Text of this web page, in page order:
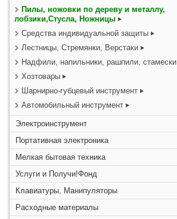
Пилы, ножовки по дереву и металлу,
лобзики,Стусла, Ножницы
Средства индивидуальной защиты
Лестницы, Стремянки, Верстаки
Надфили, напильники, рашпили, стамески
Хозтовары
Шарнирно-губцевый инструмент
Автомобильный инструмент
Электроинструмент
Портативная электроника
Мелкая бытовая техника
Услуги и Получи!Фонд
Клавиатуры, Манипуляторы
Расходные материалы